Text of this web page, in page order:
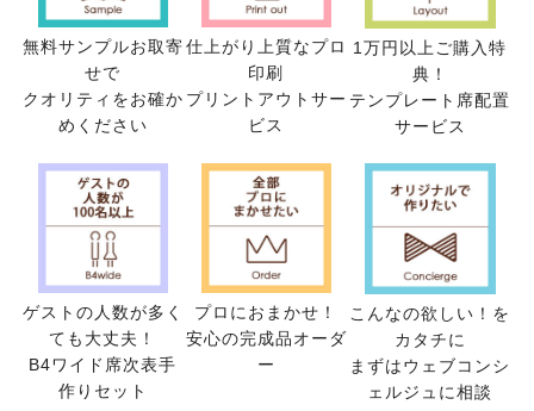
無料サンプルお取寄
せで
クオリティをお確か
めください
仕上がり上質なプロ
印刷
プリントアウトサー
ビス
1万円以上ご購入特
典！
テンプレート席配置
サービス
ゲストの人数が多く
ても大丈夫！
B4ワイド席次表手
作りセット
プロにおまかせ！
安心の完成品オーダ
ー
こんなの欲しい！を
カタチに
まずはウェブコンシ
ェルジュに相談